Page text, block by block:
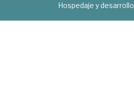
Hospedaje y desarrollo